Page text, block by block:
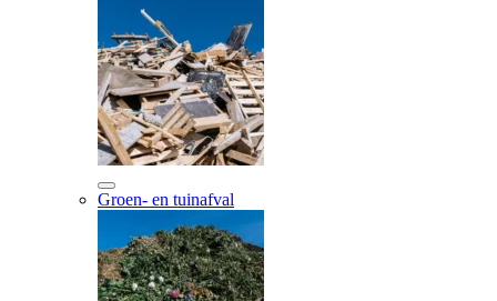
Groen- en tuinafval